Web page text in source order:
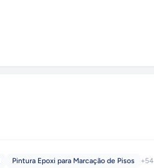
Pintura Epoxi para Marcação de Pisos +54